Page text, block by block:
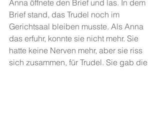
Anna öffnete den Brief und las. In dem
Brief stand, das Trudel noch im
Gerichtsaal bleiben musste. Als Anna
das erfuhr, konnte sie nicht mehr. Sie
hatte keine Nerven mehr, aber sie riss
sich zusammen, für Trudel. Sie gab die